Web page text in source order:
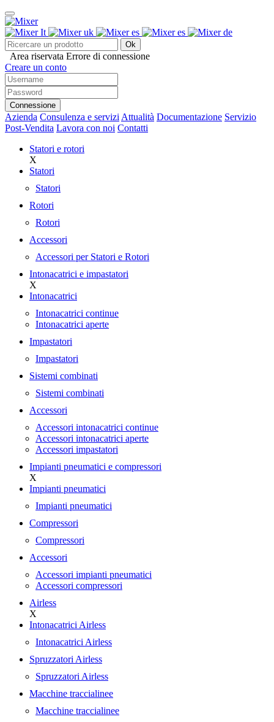
Ok
Area riservata Errore di connessione
Creare un conto
Connessione
Azienda Consulenza e servizi Attualità Documentazione Servizio
Post-Vendita Lavora con noi Contatti
Statori e rotori
X
Statori
Statori
Rotori
Rotori
Accessori
Accessori per Statori e Rotori
Intonacatrici e impastatori
X
Intonacatrici
Intonacatrici continue
Intonacatrici aperte
Impastatori
Impastatori
Sistemi combinati
Sistemi combinati
Accessori
Accessori intonacatrici continue
Accessori intonacatrici aperte
Accessori impastatori
Impianti pneumatici e compressori
X
Impianti pneumatici
Impianti pneumatici
Compressori
Compressori
Accessori
Accessori impianti pneumatici
Accessori compressori
Airless
X
Intonacatrici Airless
Intonacatrici Airless
Spruzzatori Airless
Spruzzatori Airless
Macchine traccialinee
Macchine traccialinee